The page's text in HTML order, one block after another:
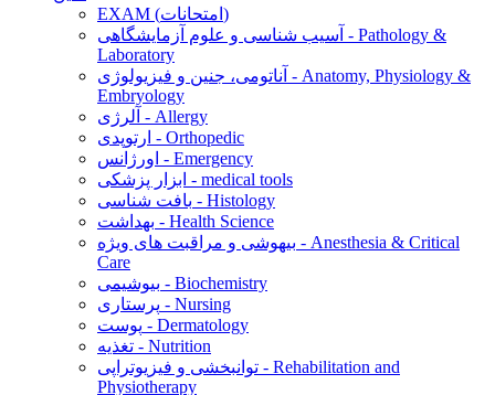
EXAM (امتحانات)
آسیب شناسی و علوم آزمایشگاهی - Pathology &
Laboratory
آناتومی، جنین و فیزیولوژی - Anatomy, Physiology &
Embryology
آلرژی - Allergy
ارتوپدی - Orthopedic
اورژانس - Emergency
ابزار پزشکی - medical tools
بافت شناسی - Histology
بهداشت - Health Science
بیهوشی و مراقبت های ویژه - Anesthesia & Critical
Care
بیوشیمی - Biochemistry
پرستاری - Nursing
پوست - Dermatology
تغذیه - Nutrition
توانبخشی و فیزیوتراپی - Rehabilitation and
Physiotherapy